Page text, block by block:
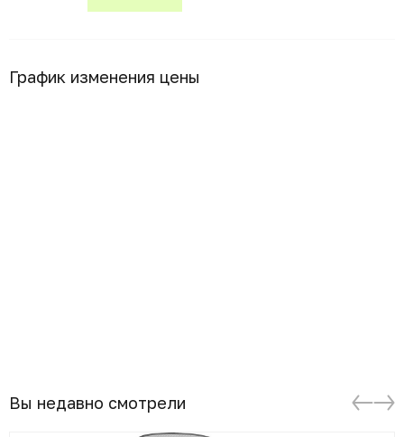
График изменения цены
Вы недавно смотрели